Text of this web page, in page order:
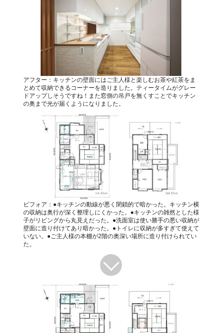
アフター：キッチンの壁面にはご主人様と楽しむお茶や紅茶をま
とめて収納できるコーナーを造りました。ティータイムがグレー
ドアップしそうですね！また窓側の吊戸を無くすことでキッチン
の奥まで光が届くようになりました。
ビフォア：●キッチンの動線が悪く閉鎖的で暗かった。キッチン横
の収納は奥行が深く整理しにくかった。●キッチンの雑然とした様
子がリビングから丸見えだった。●洗面室は使い勝手の悪い収納が
壁面に造り付けてあり暗かった。●トイレに収納が多すぎて使えて
いない。●ご主人様の本棚が2階の奥深い場所に造り付けられてい
た。